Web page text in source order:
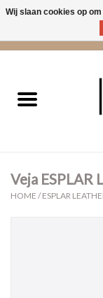
Kleding
Cadeaus
Veja ESPLAR
HOME /ESPLAR
Wij slaan cookies op